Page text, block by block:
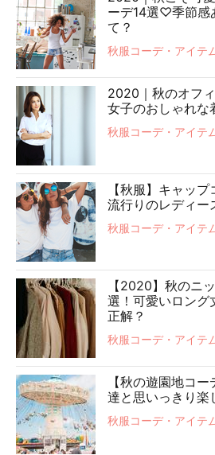
ーデ14選♡季節感
て？
秋服コーデ・アイテ
2020｜秋のオフ
女子のおしゃれ
秋服コーデ・アイテ
【秋服】キャッ
流行りのレディー
秋服コーデ・アイテ
【2020】秋のニ
選！可愛いロング
正解？
秋服コーデ・アイテ
【秋の遊園地コ
達と思いっきり楽
秋服コーデ・アイテ